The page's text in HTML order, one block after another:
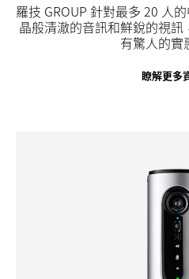
羅技 GROUP 針對最多 20 人
晶般清澈的音訊和鮮銳的視
有驚人的實
瞭解更多